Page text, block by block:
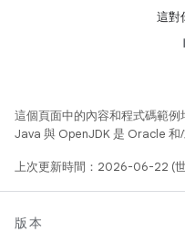
這對
這個頁面中的內容和程式碼範例
Java 與 OpenJDK 是 Oracle 和
上次更新時間：2026-06-22 (世
版本